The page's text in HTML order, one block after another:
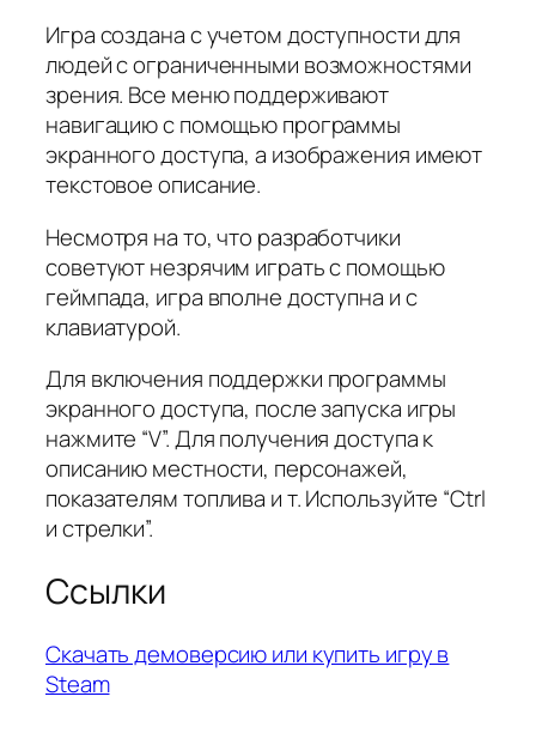
Игра создана с учетом доступности для
людей с ограниченными возможностями
зрения. Все меню поддерживают
навигацию с помощью программы
экранного доступа, а изображения имеют
текстовое описание.
Несмотря на то, что разработчики
советуют незрячим играть с помощью
геймпада, игра вполне доступна и с
клавиатурой.
Для включения поддержки программы
экранного доступа, после запуска игры
нажмите “V”. Для получения доступа к
описанию местности, персонажей,
показателям топлива и т. Используйте “Ctrl
и стрелки”.
Ссылки
Скачать демоверсию или купить игру в
Steam